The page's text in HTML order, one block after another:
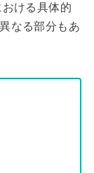
ける具体的
なる部分もあ